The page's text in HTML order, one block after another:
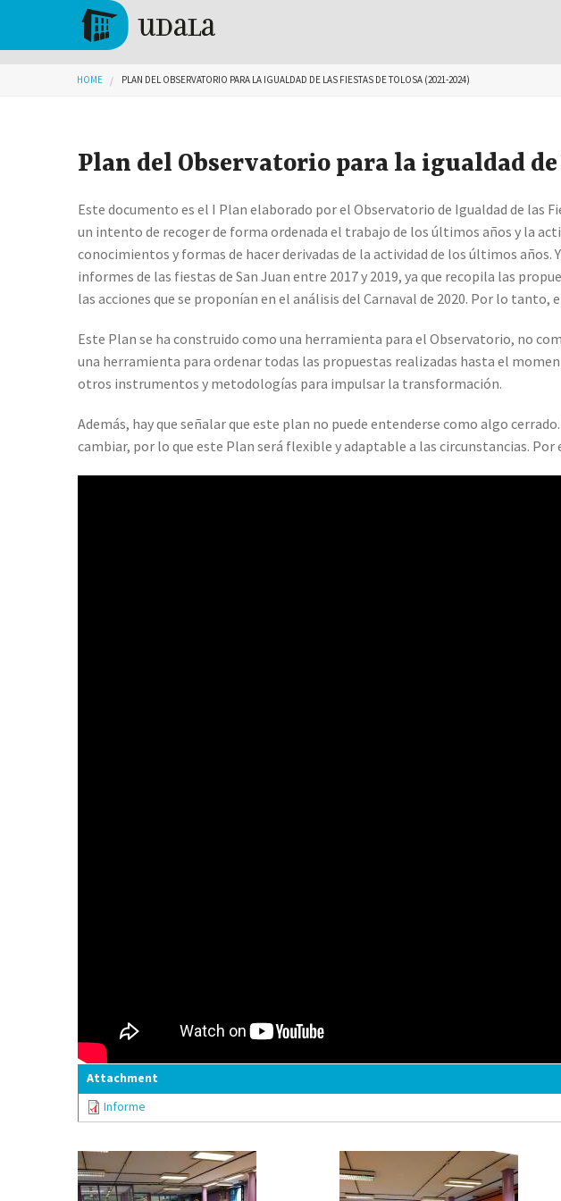
Skip to main content
You are here
HOME PLAN DEL OBSERVATORIO PARA LA IGUALDAD DE LAS FIESTAS DE TOLOSA (2021-2024)
Plan del Observatorio para la igualdad de
Este documento es el I Plan elaborado por el Observatorio de Igualdad de las
un intento de recoger de forma ordenada el trabajo de los últimos años y la
conocimientos y formas de hacer derivadas de la actividad de los últimos años.
informes de las fiestas de San Juan entre 2017 y 2019, ya que recopila las
las acciones que se proponían en el análisis del Carnaval de 2020. Por lo
Este Plan se ha construido como una herramienta para el Observatorio, no
una herramienta para ordenar todas las propuestas realizadas hasta el
otros instrumentos y metodologías para impulsar la transformación.
Además, hay que señalar que este plan no puede entenderse como algo
cambiar, por lo que este Plan será flexible y adaptable a las circunstancias.
Attachment
Informe